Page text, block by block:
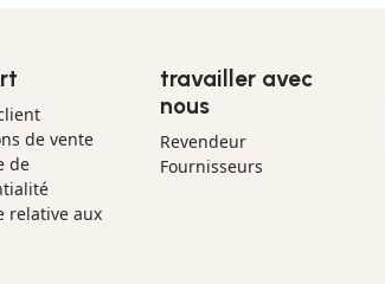
de vente
de
relative aux
travailler avec
nous
Revendeur
Fournisseurs